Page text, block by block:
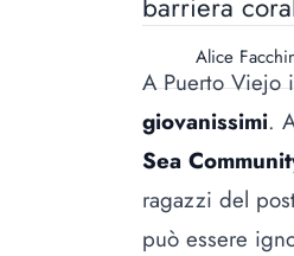
Alice
A Puerto
giovanissimi.
Sea
ragazzi del
può essere